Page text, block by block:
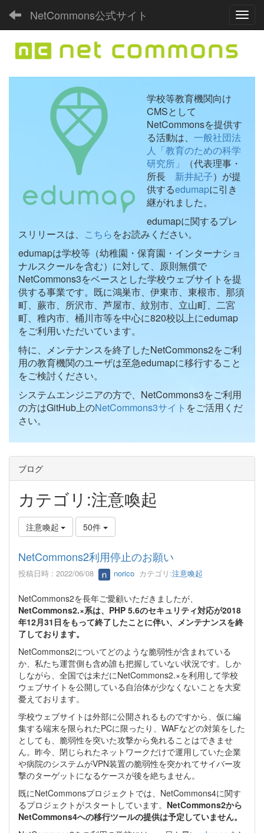
NetCommons公式サイト
学校等教育機関向け
CMSとして
NetCommonsを提供す
る活動は、 一般社団法
人「教育のための科学
研究所」
（代表理事・
所長 新井紀子）が提
供するedumapに引き
継がれました。
edumapに関するプレ
スリリースは、 こちらをお読みください。
edumapは学校等（幼稚園・保育園・インターナショ
ナルスクールを含む）に対して、原則無償で
NetCommons3をベースとした学校ウェブサイトを提
供する事業です。既に鴻巣市、伊東市、東根市、那須
町、蕨市、所沢市、芦屋市、紋別市、立山町、二宮
町、稚内市、桶川市等を中心に820校以上にedumap
をご利用いただいています。
特に、メンテナンスを終了したNetCommons2をご利
用の教育機関のユーザは至急edumapに移行すること
をご検討ください。
システムエンジニアの方で、NetCommons3をご利用
の方はGitHub上のNetCommons3サイト をご活用くだ
さい。
ブログ
カテゴリ:注意喚起
注意喚起 50件
NetCommons2利用停止のお願い
投稿日時 : 2022/06/08 norico カテゴリ:注意喚起
NetCommons2を長年ご愛顧いただきましたが、
NetCommons2.×系は、PHP 5.6のセキュリティ対応が2018
年12月31日をもって終了したことに伴い、メンテナンスを終
了しております。
NetCommons2についてどのような脆弱性が含まれている
か、私たち運営側も含め誰も把握していない状況です。しか
しながら、全国では未だにNetCommons2.×を利用して学校
ウェブサイトを公開している自治体が少なくないことを大変
憂えております。
学校ウェブサイトは外部に公開されるものですから、仮に編
集する端末を限られたPCに限ったり、WAFなどの対策をした
としても、脆弱性を突いた攻撃から免れることはできませ
ん。昨今、閉じられたネットワークだけで運用していた企業
や病院のシステムがVPN装置の脆弱性を突かれてサイバー攻
撃のターゲットになるケースが後を絶ちません。
既にNetCommonsプロジェクトでは、NetCommons4に関す
るプロジェクトがスタートしています。 NetCommons2から
NetCommons4への移行ツールの提供は予定していません。